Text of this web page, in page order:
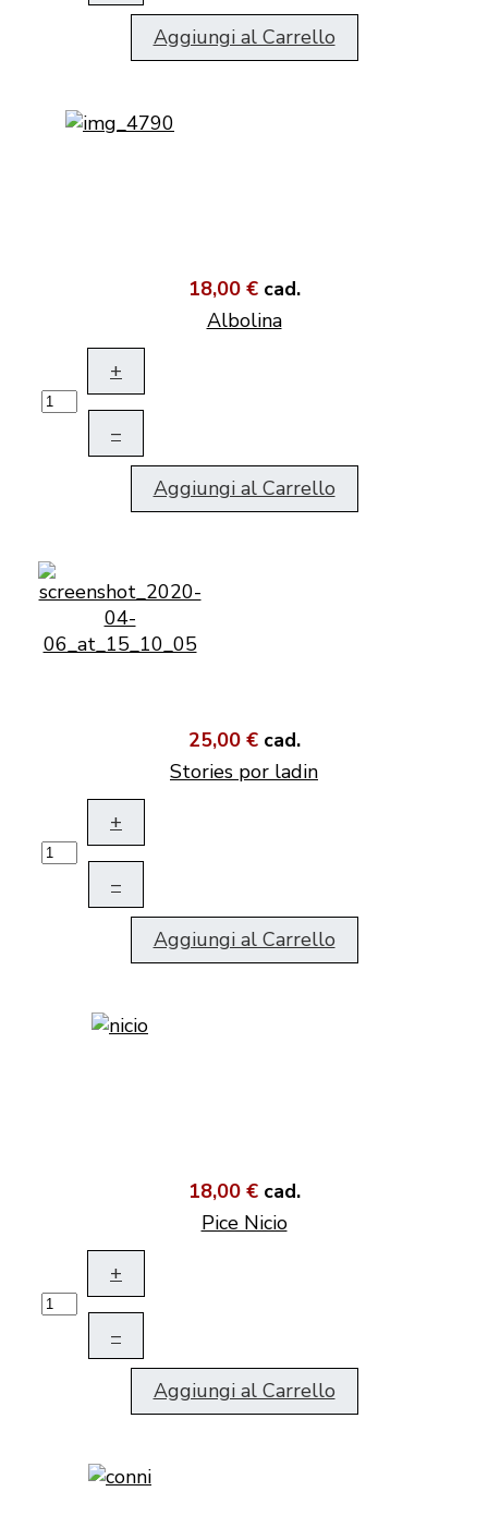
Aggiungi al Carrello
18,00 € cad.
Albolina
+
–
Aggiungi al Carrello
25,00 € cad.
Stories por ladin
+
–
Aggiungi al Carrello
18,00 € cad.
Pice Nicio
+
–
Aggiungi al Carrello